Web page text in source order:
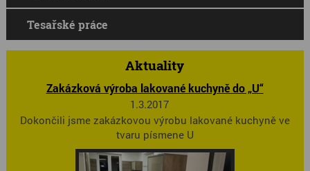
Tesařské práce
Aktuality
Zakázková výroba lakované kuchyně do „U“
1.3.2017
Dokončili jsme zakázkovou výrobu lakované kuchyně ve
tvaru písmene U